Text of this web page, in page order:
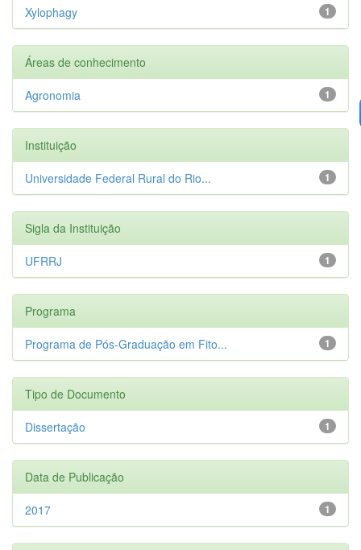
1
Xylophagy
Áreas de conhecimento
1
Agronomia
Instituição
1
Universidade Federal Rural do Rio...
Sigla da Instituição
1
UFRRJ
Programa
1
Programa de Pós-Graduação em Fito...
Tipo de Documento
1
Dissertação
Data de Publicação
1
2017